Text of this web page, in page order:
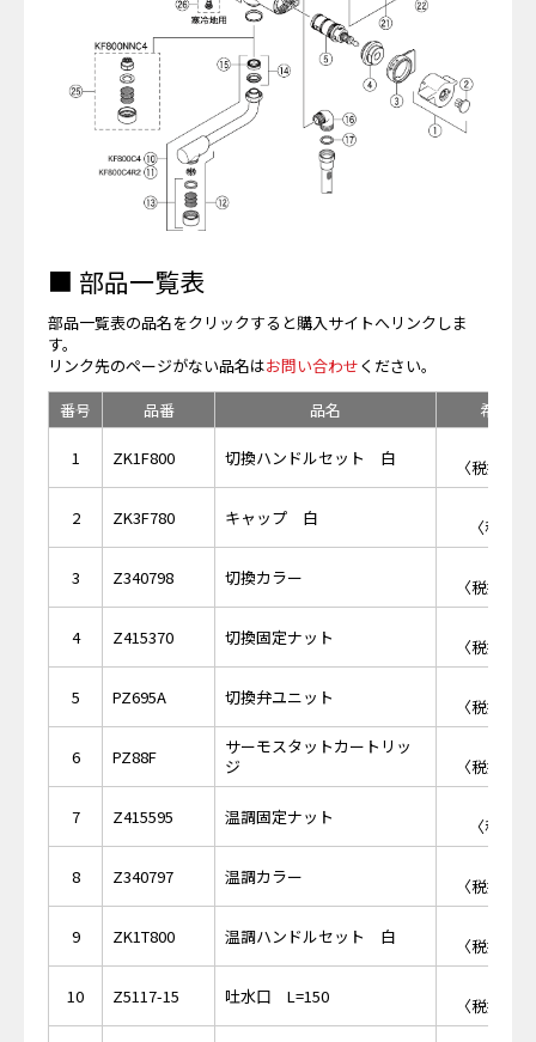
■ 部品一覧表
部品一覧表の品名をクリックすると購入サイトへリンクしま
す。
リンク先のページがない品名はお問い合わせください。
番号
品番 品名 希望小
1 ZK1F800 切換ハンドルセット 白
〈税抜価
2 ZK3F780 キャップ 白
〈税抜
3 Z340798 切換カラー
〈税抜価
4 Z415370 切換固定ナット
〈税抜価
5 PZ695A 切換弁ユニット
〈税抜価
6 PZ88F
サーモスタットカートリッ
ジ
〈税抜価
7 Z415595 温調固定ナット
〈税抜
8 Z340797 温調カラー
〈税抜価
9 ZK1T800 温調ハンドルセット 白
〈税抜価
10 Z5117-15 吐水口 L=150
〈税抜価